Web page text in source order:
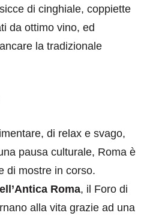
di cinghiale, coppiette
da ottimo vino, ed
la tradizionale
di relax e svago,
pausa culturale, Roma è
di mostre in corso.
Roma, il Foro di
alla vita grazie ad una